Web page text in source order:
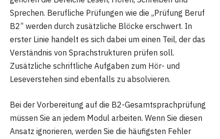
Sprechen. Berufliche Prüfungen wie die „Prüfung Beruf
B2” werden durch zusätzliche Blöcke erschwert. In
erster Linie handelt es sich dabei um einen Teil, der das
Verständnis von Sprachstrukturen prüfen soll.
Zusätzliche schriftliche Aufgaben zum Hör- und
Leseverstehen sind ebenfalls zu absolvieren.
Bei der Vorbereitung auf die B2-Gesamtsprachprüfung
müssen Sie an jedem Modul arbeiten. Wenn Sie diesen
Ansatz ignorieren, werden Sie die häufigsten Fehler